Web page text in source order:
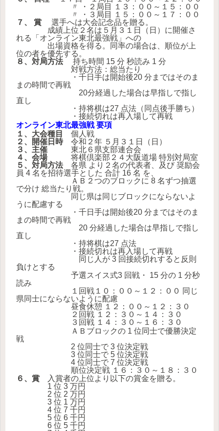
〃 ・２局目 １３：００～１５：００
〃 ・３局目 １５：００～１７：００
７、 賞 選手へは大会記念品を贈る。
成績上位２名は５月３１日（日）に開催さ
れる「オンライン東北最強戦」への
出場資格を得る。同率の場合は、順位が上
位の者を優先する。
８、対局方法持ち時間 15 分 秒読み 1 分
対戦方法：総当たり
・千日手は開始後20 分まではそのま
まの時間で再戦
20分経過した場合は早指しで指し
直し
・持将棋は27 点法（同点後手勝ち）
・接続切れは再入場して再戦
オンライン東北最強戦 要項
１、大会種目
個人戦
２、開催日時令和２年 ５月３１日（日）
３、主催 東北６県支部連合会
４、会場将棋倶楽部２４大阪道場 特別対局室
５、対局方法各県 より２名の代表者、及び 奨励会
員 4 名を招待選手とした 合計 16 名 を、
ＡＢ２つのブロックに 8 名ずつ抽選
で分け 総当たり戦。
同じ県は同じブロックにならないよ
うに配慮する
・千日手は開始後20 分まではそのま
まの時間で再戦
20 分経過した場合は早指しで指し
直し
・持将棋は27 点法
・接続切れは再入場して再戦
同じ人が 3 回接続切れすると反則
負けとする
予選スイス式3 回戦・ 15 分の 1 分秒
読み
１回戦１０：００～１２：００ 同じ
県同士にならないように配慮
昼食休憩 １２：００～１２：３０
２回戦 １２：３０～１４：３０
３回戦 １４：３０～１６：３０
ＡＢブロックの 1 位同士で優勝決定
戦
2 位同士で 3 位決定戦
3 位同士で 5 位決定戦
4 位同士で 7 位決定戦
順位決定戦 １６：３０～１８：３０
６、賞 入賞者の上位より以下の賞金を贈る。
1 位 3 万円
2 位 2 万円
3 位 1 万円
4 位 7 千円
5 位 6 千円
6 位 5 千円